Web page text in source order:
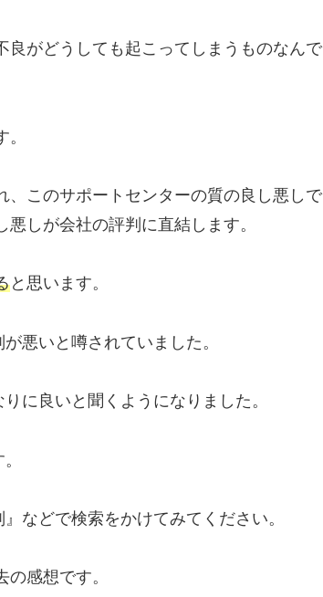
がどうしても起こってしまうものなんで
このサポートセンターの質の良し悪しで
しが会社の評判に直結します。
と思います。
悪いと噂されていました。
に良いと聞くようになりました。
どで検索をかけてみてください。
感想です。